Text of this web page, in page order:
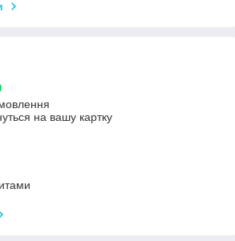
на вашу картку